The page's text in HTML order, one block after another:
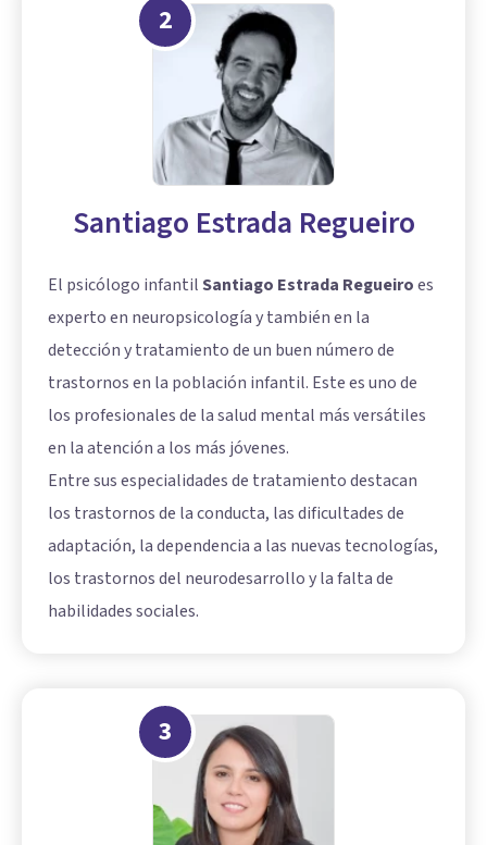
2
Santiago Estrada Regueiro
El psicólogo infantilSantiago Estrada Regueiroes
experto en neuropsicología y también en la
detección y tratamiento de un buen número de
trastornos en la población infantil. Este es uno de
los profesionales de la salud mental más versátiles
en la atención a los más jóvenes.
Entre sus especialidades de tratamiento destacan
los trastornos de la conducta, las dificultades de
adaptación, la dependencia a las nuevas tecnologías,
los trastornos del neurodesarrollo y la falta de
habilidades sociales.
3